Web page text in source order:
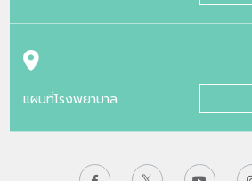
แผนที่โรงพยาบาล